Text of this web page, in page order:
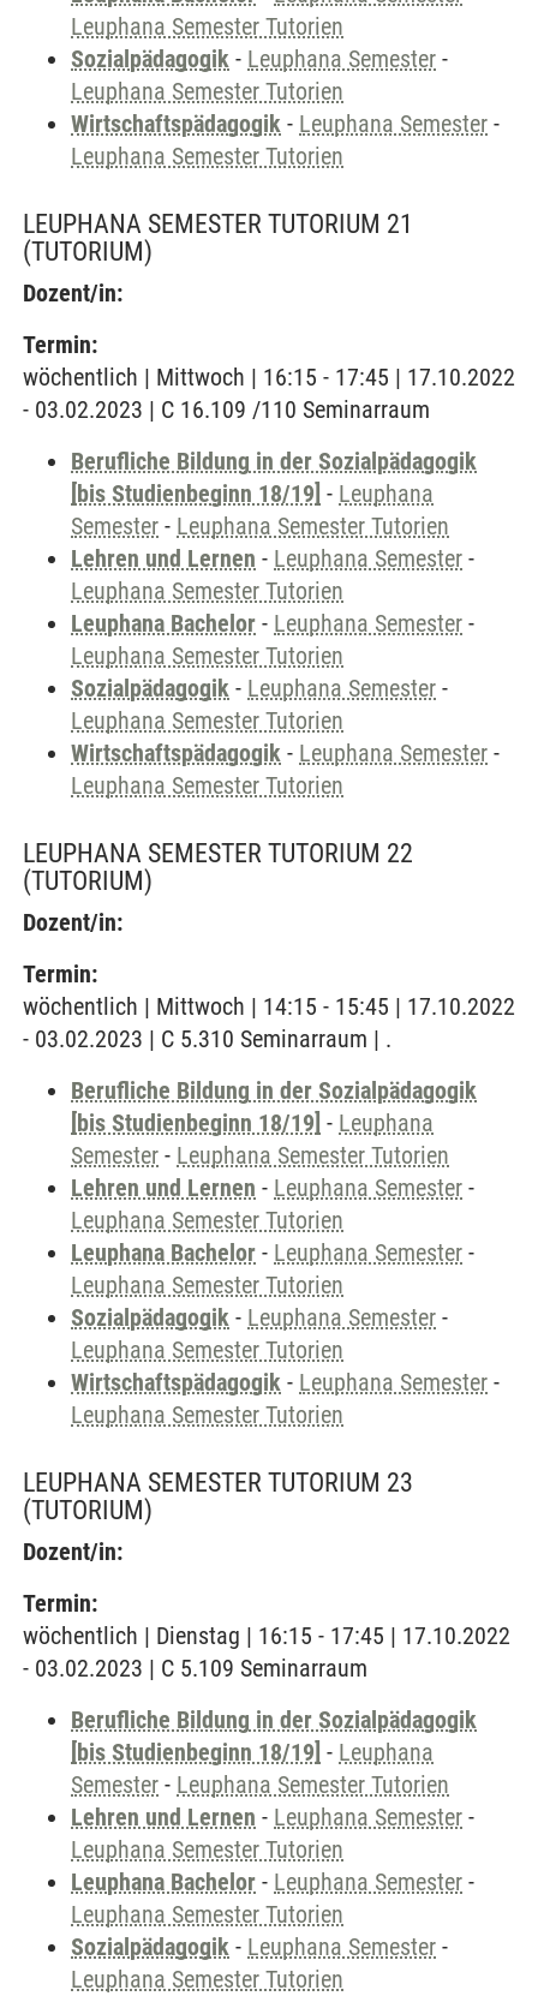
Leuphana Semester Tutorien
Sozialpädagogik - Leuphana Semester -
Leuphana Semester Tutorien
Wirtschaftspädagogik - Leuphana Semester -
Leuphana Semester Tutorien
LEUPHANA SEMESTER TUTORIUM 21
(TUTORIUM)
Dozent/in:
Termin:
wöchentlich | Mittwoch | 16:15 - 17:45 | 17.10.2022
- 03.02.2023 | C 16.109 /110 Seminarraum
Berufliche Bildung in der Sozialpädagogik
[bis Studienbeginn 18/19] - Leuphana
Semester - Leuphana Semester Tutorien
Lehren und Lernen - Leuphana Semester -
Leuphana Semester Tutorien
Leuphana Bachelor - Leuphana Semester -
Leuphana Semester Tutorien
Sozialpädagogik - Leuphana Semester -
Leuphana Semester Tutorien
Wirtschaftspädagogik - Leuphana Semester -
Leuphana Semester Tutorien
LEUPHANA SEMESTER TUTORIUM 22
(TUTORIUM)
Dozent/in:
Termin:
wöchentlich | Mittwoch | 14:15 - 15:45 | 17.10.2022
- 03.02.2023 | C 5.310 Seminarraum | .
Berufliche Bildung in der Sozialpädagogik
[bis Studienbeginn 18/19] - Leuphana
Semester - Leuphana Semester Tutorien
Lehren und Lernen - Leuphana Semester -
Leuphana Semester Tutorien
Leuphana Bachelor - Leuphana Semester -
Leuphana Semester Tutorien
Sozialpädagogik - Leuphana Semester -
Leuphana Semester Tutorien
Wirtschaftspädagogik - Leuphana Semester -
Leuphana Semester Tutorien
LEUPHANA SEMESTER TUTORIUM 23
(TUTORIUM)
Dozent/in:
Termin:
wöchentlich | Dienstag | 16:15 - 17:45 | 17.10.2022
- 03.02.2023 | C 5.109 Seminarraum
Berufliche Bildung in der Sozialpädagogik
[bis Studienbeginn 18/19] - Leuphana
Semester - Leuphana Semester Tutorien
Lehren und Lernen - Leuphana Semester -
Leuphana Semester Tutorien
Leuphana Bachelor - Leuphana Semester -
Leuphana Semester Tutorien
Sozialpädagogik - Leuphana Semester -
Leuphana Semester Tutorien